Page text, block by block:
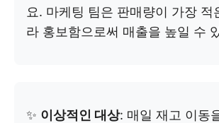
요. 마케팅 팀은 판매량이 가장 적
라 홍보함으로써 매출을 높일 수
✨ 이상적인 대상: 매일 재고 이동